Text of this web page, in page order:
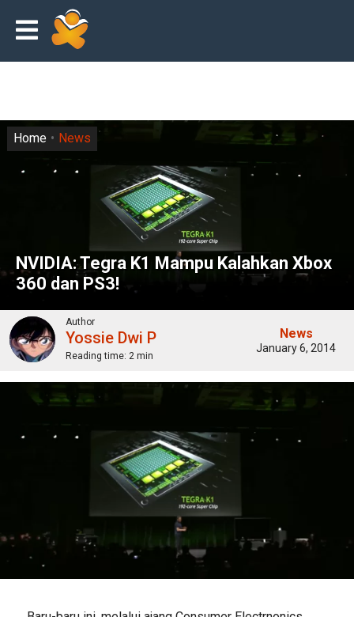
NVIDIA: Tegra K1 Mampu Kalahkan Xbox
360 dan PS3!
Home News
Author
Yossie Dwi P
Reading time: 2 min
News
January 6, 2014